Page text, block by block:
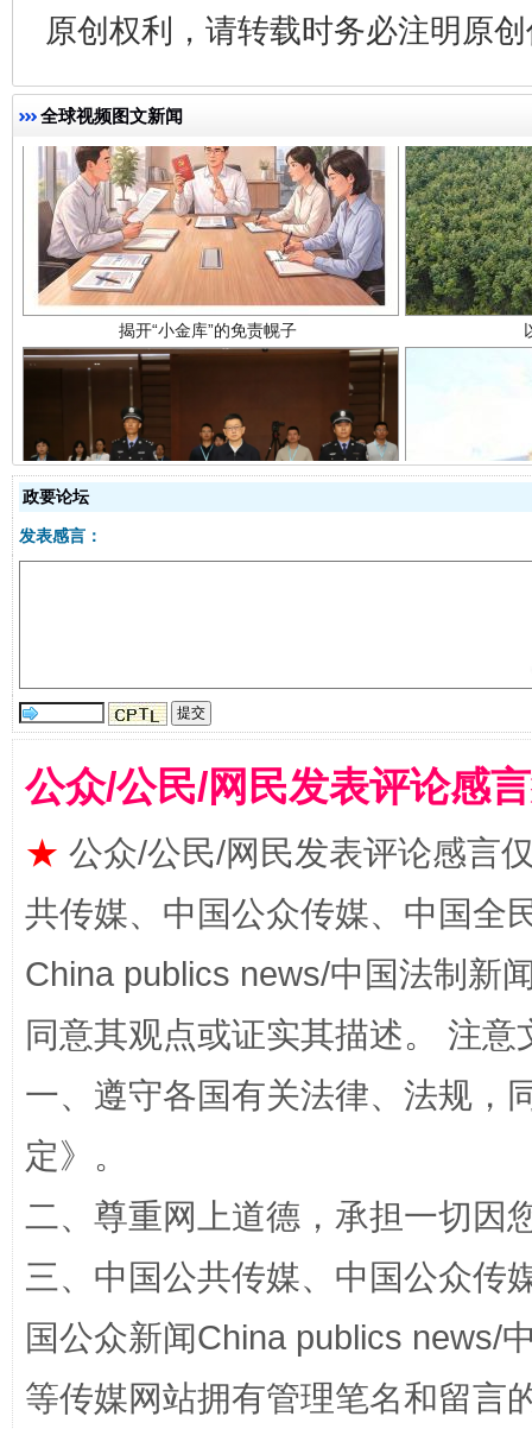
原创权利，请转载时务必注明原
全球视频图文新闻
揭开“小金库”的免责幌子
受贿1.44亿！段成刚被判无期 从幼
全民健身五年计划来了！等你上场
阿坝州三大球赛在茂县开幕 规模
国家大学科技园优化重塑工作
政要论坛
发表感言：
公众/公民/网民发表评论感
★ 公众/公民/网民发表评论感言
共传媒、中国公众传媒、中国全
China publics news/中国法制新
同意其观点或证实其描述。 注
一、遵守各国有关法律、法规，
定》。
二、尊重网上道德，承担一切因
三、中国公共传媒、中国公众传
国公众新闻China publics news/
等传媒网站拥有管理笔名和留言